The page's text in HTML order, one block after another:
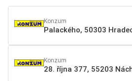
Konzum
Palackého, 50303
Konzum
28. října 377, 55203